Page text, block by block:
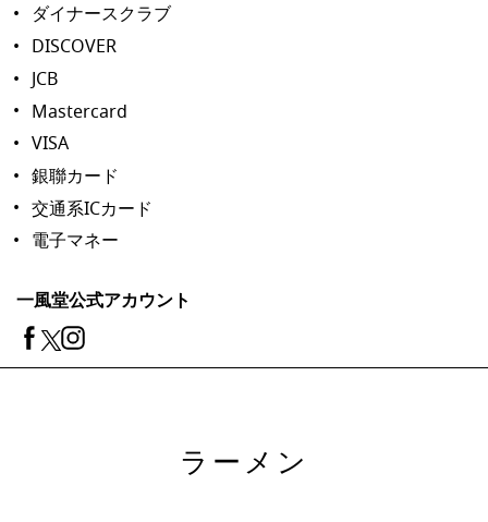
ダイナースクラブ
DISCOVER
JCB
Mastercard
VISA
銀聯カード
交通系ICカード
電子マネー
一風堂公式アカウント
ラーメン